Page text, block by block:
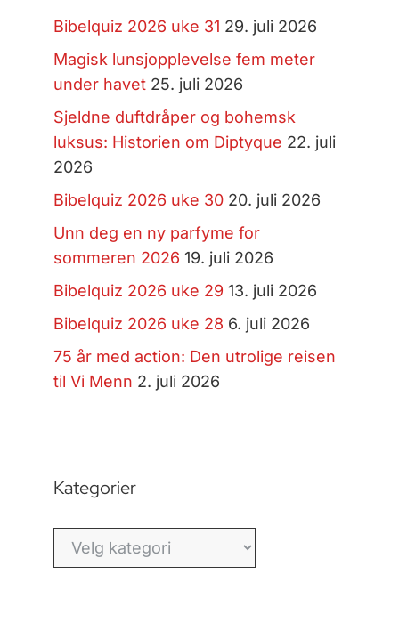
Bibelquiz 2026 uke 31 29. juli 2026
Magisk lunsjopplevelse fem meter
under havet 25. juli 2026
Sjeldne duftdråper og bohemsk
luksus: Historien om Diptyque 22. juli
2026
Bibelquiz 2026 uke 30 20. juli 2026
Unn deg en ny parfyme for
sommeren 2026 19. juli 2026
Bibelquiz 2026 uke 29 13. juli 2026
Bibelquiz 2026 uke 28 6. juli 2026
75 år med action: Den utrolige reisen
til Vi Menn 2. juli 2026
Kategorier
Kategorier